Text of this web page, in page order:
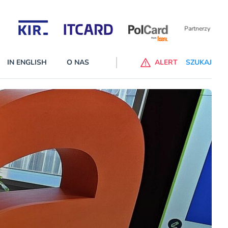
Partnerzy wspierający
do ChataGPT Go dla klientów Revoluta. Nowy benefit we
– Standard i Plus – z usługi będzie można korzsytać za
IN ENGLISH O NAS ALERT SZUKAJ